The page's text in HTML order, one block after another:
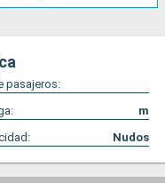
pasajeros:
m
Nudos